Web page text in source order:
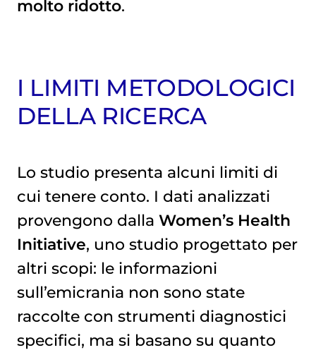
molto ridotto.
I LIMITI METODOLOGICI
DELLA RICERCA
Lo studio presenta alcuni limiti di
cui tenere conto. I dati analizzati
provengono dalla Women’s Health
Initiative, uno studio progettato per
altri scopi: le informazioni
sull’emicrania non sono state
raccolte con strumenti diagnostici
specifici, ma si basano su quanto